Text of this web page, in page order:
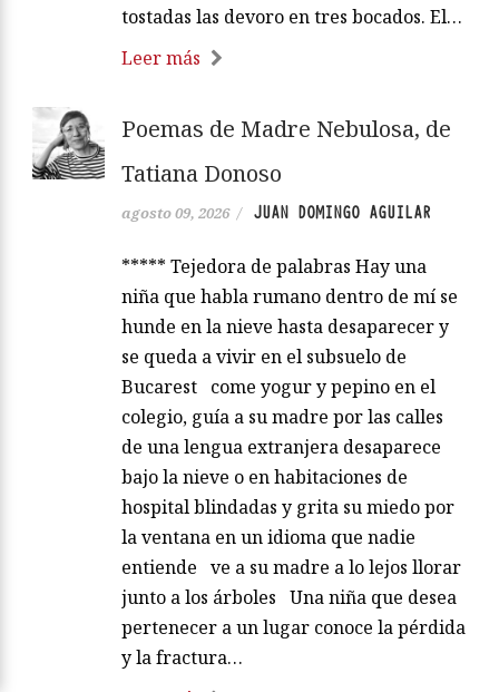
tostadas las devoro en tres bocados. El…
Leer más
Poemas de Madre Nebulosa, de
Tatiana Donoso
agosto 09, 2026 / JUAN DOMINGO AGUILAR
***** Tejedora de palabras Hay una
niña que habla rumano dentro de mí se
hunde en la nieve hasta desaparecer y
se queda a vivir en el subsuelo de
Bucarest come yogur y pepino en el
colegio, guía a su madre por las calles
de una lengua extranjera desaparece
bajo la nieve o en habitaciones de
hospital blindadas y grita su miedo por
la ventana en un idioma que nadie
entiende ve a su madre a lo lejos llorar
junto a los árboles Una niña que desea
pertenecer a un lugar conoce la pérdida
y la fractura…